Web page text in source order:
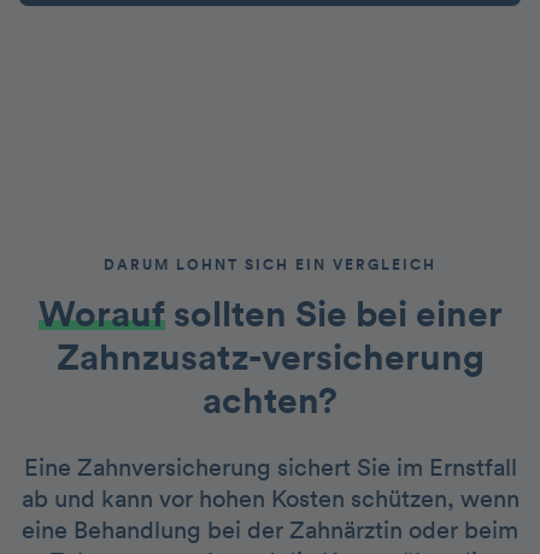
DARUM LOHNT SICH EIN VERGLEICH
Woraufsollten Sie bei einer
Zahnzusatz-versicherung
achten?
Eine Zahnversicherung sichert Sie im Ernstfall
ab und kann vor hohen Kosten schützen, wenn
eine Behandlung bei der Zahnärztin oder beim